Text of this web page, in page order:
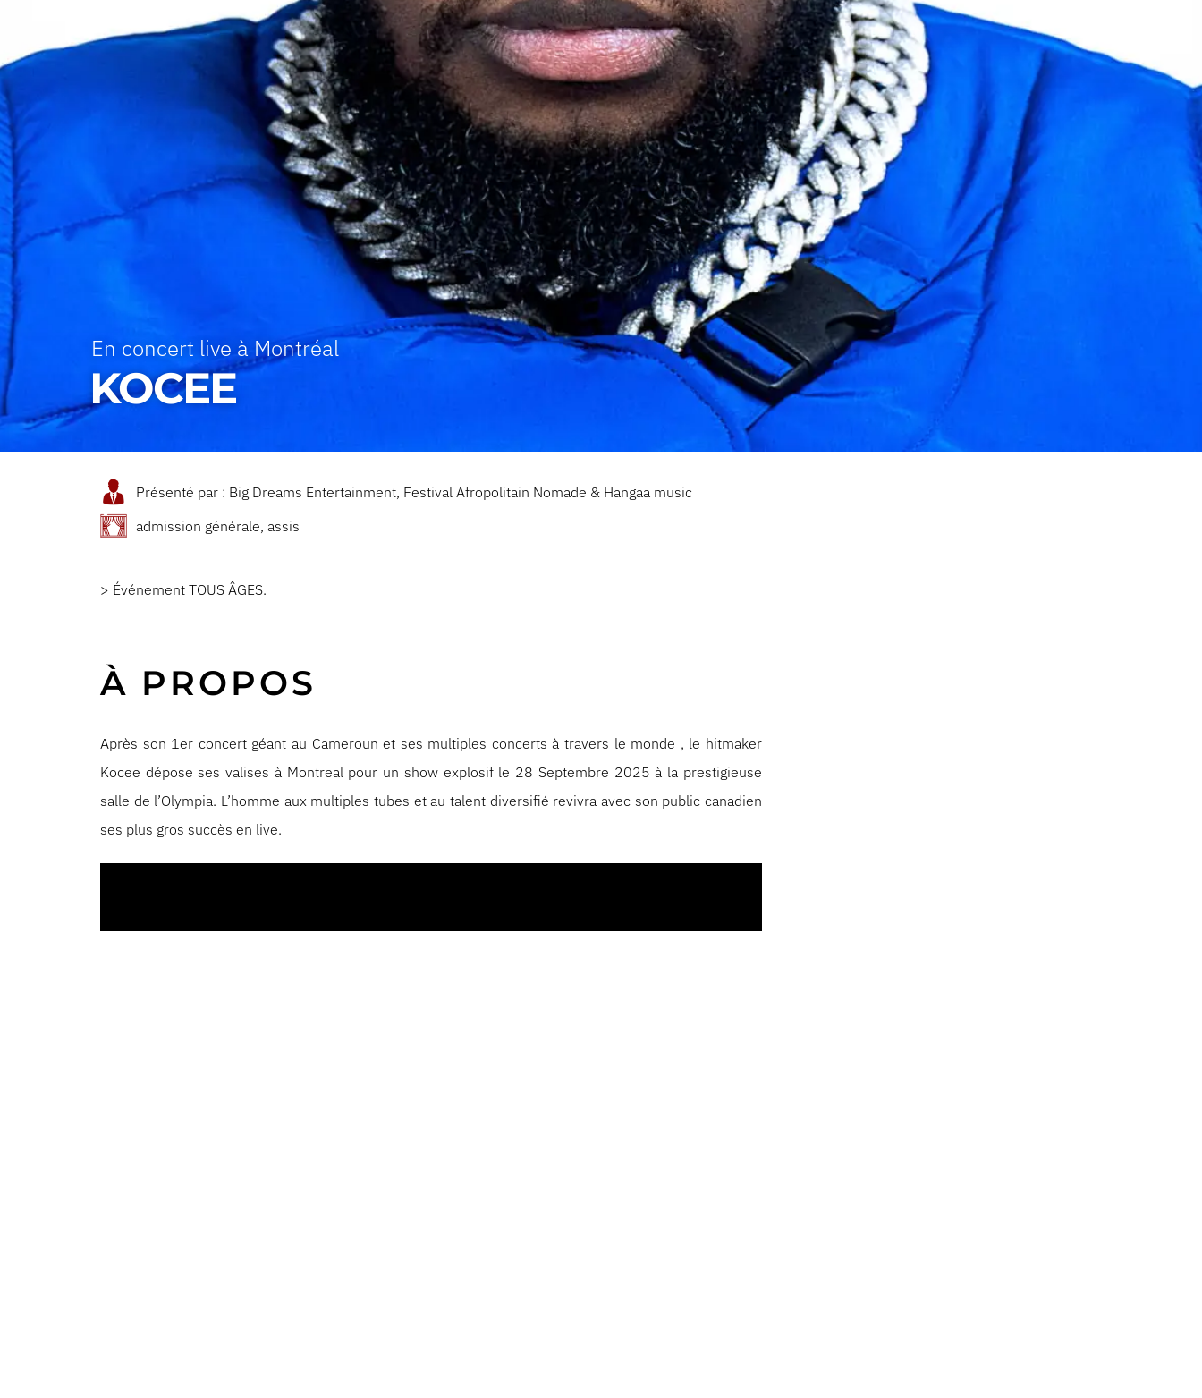
En concert live à Montréal
KOCEE
Présenté par : Big Dreams Entertainment, Festival Afropolitain Nomade & Hangaa music
admission générale, assis
> Événement TOUS ÂGES.
À PROPOS
Après son 1er concert géant au Cameroun et ses multiples concerts à travers le monde , le hitmaker
Kocee dépose ses valises à Montreal pour un show explosif le 28 Septembre 2025 à la prestigieuse
salle de l’Olympia. L’homme aux multiples tubes et au talent diversifié revivra avec son public canadien
ses plus gros succès en live.